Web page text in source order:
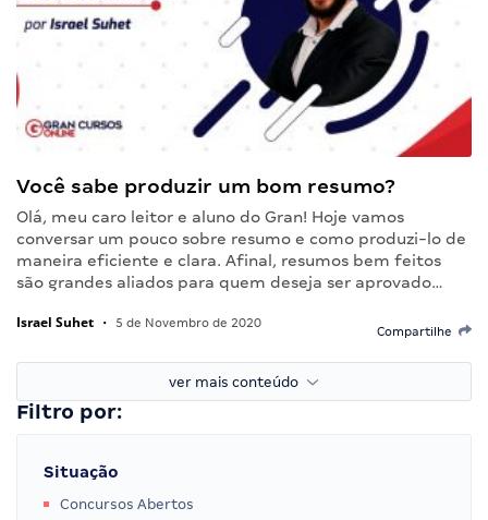
Você sabe produzir um bom resumo?
Olá, meu caro leitor e aluno do Gran! Hoje vamos
conversar um pouco sobre resumo e como produzi-lo de
maneira eficiente e clara. Afinal, resumos bem feitos
são grandes aliados para quem deseja ser aprovado…
Israel Suhet • 5 de Novembro de 2020
Compartilhe
ver mais conteúdo
Filtro por:
Situação
Concursos Abertos